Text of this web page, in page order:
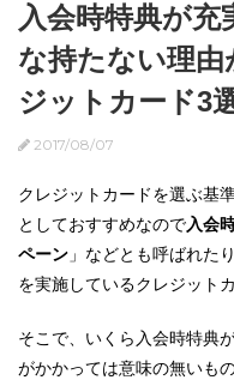
入会時特典が
な持たない理
ジットカード3
2017/08/07
クレジットカードを選ぶ基
としておすすめなので入会
ペーン 」などとも呼ばれた
を実施しているクレジット
そこで、いくら入会時特典
がかかっては意味の無いも